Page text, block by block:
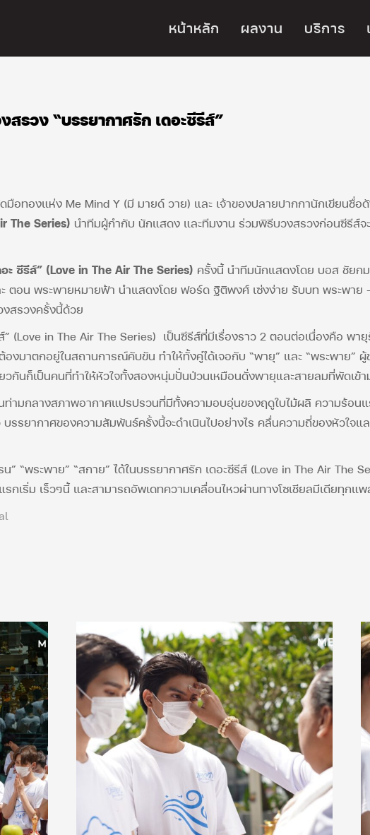
หน้าหลัก ผลงาน บริการ
รวง “บรรยากาศรัก เดอะซีรีส์”
มือทองแห่ง Me Mind Y (มี มายด์ วาย) และ เจ้าของปลายปากกานักเขียนชื่อ
The Series) นำทีมผู้กำกับ นักแสดง และทีมงาน ร่วมพิธีบวงสรวงก่อนซีรีส์จ
ะ ซีรีส์” (Love in The Air The Series) ครั้งนี้ นำทีมนักแสดงโดย บอส ชัยก
ตอน พระพายหมายฟ้า นำแสดงโดย ฟอร์ด ฐิติพงศ์ เซ่งง่าย รับบท พระพา
สรวงครั้งนี้ด้วย
in The Air The Series) เป็นซีรีส์ที่มีเรื่องราว 2 ตอนต่อเนื่องคือ พา
องมาตกอยู่ในสถานการณ์คับขัน ทำให้ทั้งคู่ได้เจอกับ “พายุ” และ “พระพาย”
กันก็เป็นคนที่ทำให้หัวใจทั้งสองหนุ่มปั่นป่วนเหมือนดั่งพายุและสายลมที่พัดเข้า
กลางสภาพอากาศแปรปรวนที่มีทั้งความอบอุ่นของฤดูใบไม้ผลิ ความร้อนแ
รรยากาศของความสัมพันธ์ครั้งนี้จะดำเนินไปอย่างไร คลื่นความถี่ของหัวใจ
“พระพาย” “สกาย” ได้ในบรรยากาศรัก เดอะซีรีส์ (Love in The Air The
เริ่ม เร็วๆนี้ และสามารถอัพเดทความเคลื่อนไหวผ่านทางโซเชียลมีเดียทุกแ